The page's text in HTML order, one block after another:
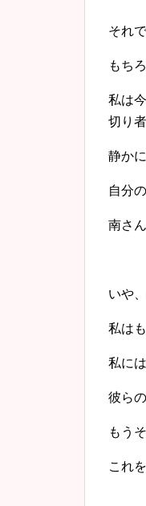
それ
もち
私は
切り
静か
自分
南さ
いや
私は
私に
彼ら
もう
これ